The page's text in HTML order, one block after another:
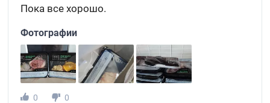
Пока все хорошо.
Фотографии
0
0